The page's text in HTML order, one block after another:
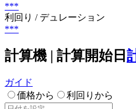
***
利回り / デュレーション
***
計算機 | 計算開始日
ガイド
価格から
利回りから